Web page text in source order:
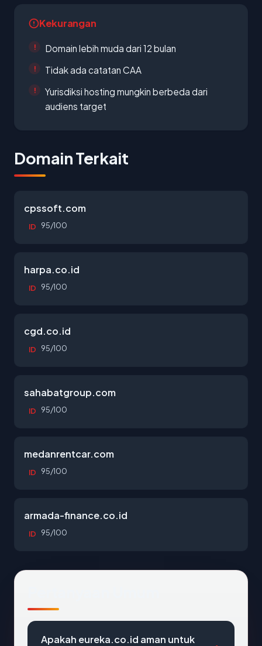
Kekurangan
Domain lebih muda dari 12 bulan
Tidak ada catatan CAA
Yurisdiksi hosting mungkin berbeda dari
audiens target
Domain Terkait
cpssoft.com
ID 95/100
harpa.co.id
ID 95/100
cgd.co.id
ID 95/100
sahabatgroup.com
ID 95/100
medanrentcar.com
ID 95/100
armada-finance.co.id
ID 95/100
Apakah eureka.co.id aman untuk